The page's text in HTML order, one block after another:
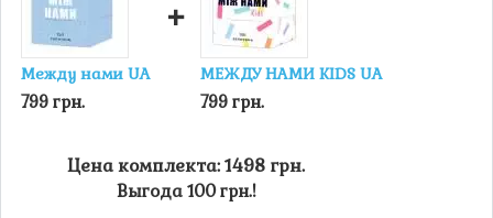
правилах.
Между нами UA
799 грн.
+
МЕЖДУ НАМИ KIDS UA
799 грн.
Цена комплекта: 1498 грн.
Выгода 100 грн.!